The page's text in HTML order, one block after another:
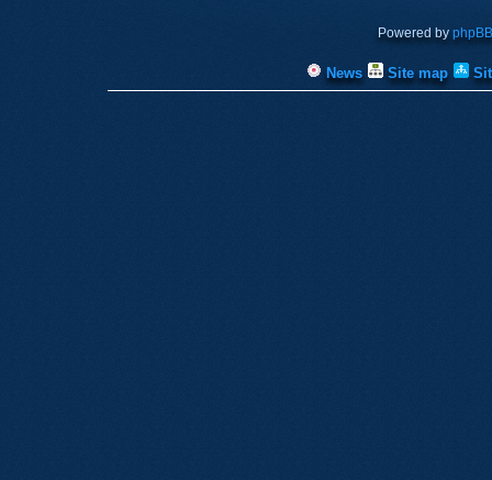
Powered by phpBB
News Site map